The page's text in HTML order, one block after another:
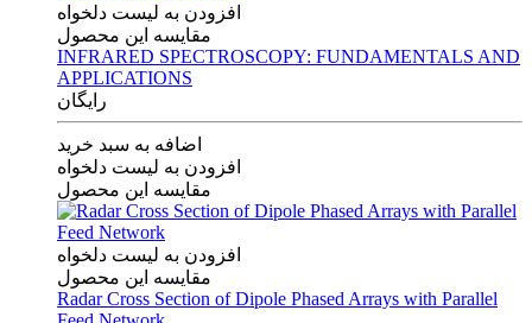
افزودن به لیست دلخواه
مقایسه این محصول
INFRARED SPECTROSCOPY: FUNDAMENTALS AND
APPLICATIONS
رایگان
اضافه به سبد خرید
افزودن به لیست دلخواه
مقایسه این محصول
افزودن به لیست دلخواه
مقایسه این محصول
Radar Cross Section of Dipole Phased Arrays with Parallel